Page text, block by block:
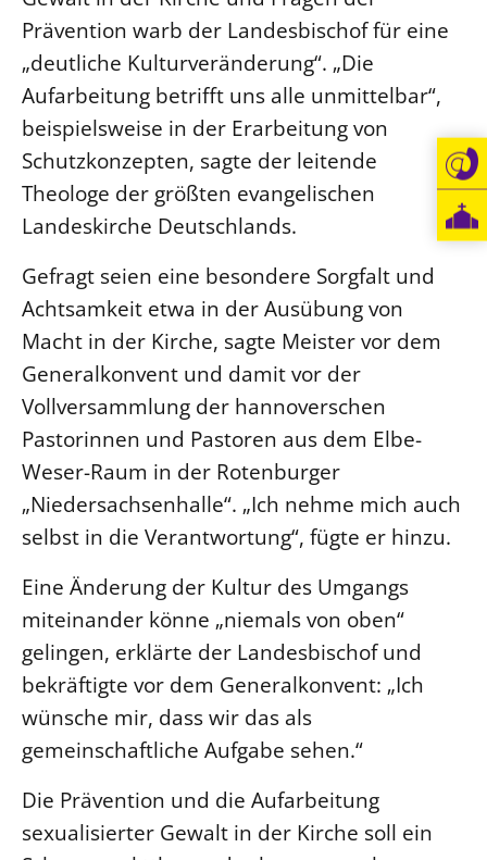
Prävention warb der Landesbischof für eine
„deutliche Kulturveränderung“. „Die
Aufarbeitung betrifft uns alle unmittelbar“,
beispielsweise in der Erarbeitung von
Schutzkonzepten, sagte der leitende
Theologe der größten evangelischen
Landeskirche Deutschlands.
Gefragt seien eine besondere Sorgfalt und
Achtsamkeit etwa in der Ausübung von
Macht in der Kirche, sagte Meister vor dem
Generalkonvent und damit vor der
Vollversammlung der hannoverschen
Pastorinnen und Pastoren aus dem Elbe-
Weser-Raum in der Rotenburger
„Niedersachsenhalle“. „Ich nehme mich auch
selbst in die Verantwortung“, fügte er hinzu.
Eine Änderung der Kultur des Umgangs
miteinander könne „niemals von oben“
gelingen, erklärte der Landesbischof und
bekräftigte vor dem Generalkonvent: „Ich
wünsche mir, dass wir das als
gemeinschaftliche Aufgabe sehen.“
Die Prävention und die Aufarbeitung
sexualisierter Gewalt in der Kirche soll ein